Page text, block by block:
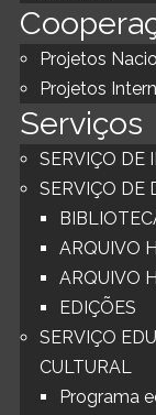
Projetos
Projetos
Serviços
SERVIÇO DE
SERVIÇO DE
ARQUIVO
ARQUIVO
EDIÇÕES
SERVIÇO
CULTURAL
Programa